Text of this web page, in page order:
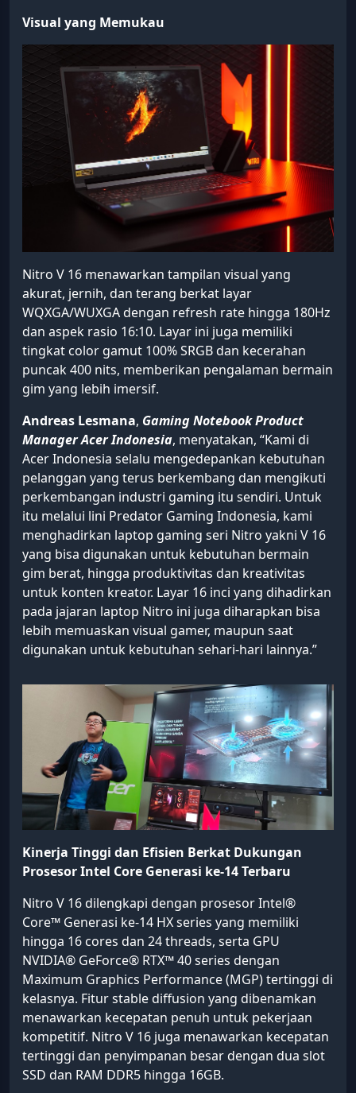
Visual yang Memukau
Nitro V 16 menawarkan tampilan visual yang
akurat, jernih, dan terang berkat layar
WQXGA/WUXGA dengan refresh rate hingga 180Hz
dan aspek rasio 16:10. Layar ini juga memiliki
tingkat color gamut 100% SRGB dan kecerahan
puncak 400 nits, memberikan pengalaman bermain
gim yang lebih imersif.
Andreas Lesmana, Gaming Notebook Product
ManagerAcer Indonesia, menyatakan, “Kami di
Acer Indonesia selalu mengedepankan kebutuhan
pelanggan yang terus berkembang dan mengikuti
perkembangan industri gaming itu sendiri. Untuk
itu melalui lini Predator Gaming Indonesia, kami
menghadirkan laptop gaming seri Nitro yakni V 16
yang bisa digunakan untuk kebutuhan bermain
gim berat, hingga produktivitas dan kreativitas
untuk konten kreator. Layar 16 inci yang dihadirkan
pada jajaran laptop Nitro ini juga diharapkan bisa
lebih memuaskan visual gamer, maupun saat
digunakan untuk kebutuhan sehari-hari lainnya.”
Kinerja Tinggi dan Efisien Berkat Dukungan
Prosesor Intel Core Generasi ke-14 Terbaru
Nitro V 16 dilengkapi dengan prosesor Intel®
Core™ Generasi ke-14 HX series yang memiliki
hingga 16 cores dan 24 threads, serta GPU
NVIDIA® GeForce® RTX™ 40 series dengan
Maximum Graphics Performance (MGP) tertinggi di
kelasnya. Fitur stable diffusion yang dibenamkan
menawarkan kecepatan penuh untuk pekerjaan
kompetitif. Nitro V 16 juga menawarkan kecepatan
tertinggi dan penyimpanan besar dengan dua slot
SSD dan RAM DDR5 hingga 16GB.